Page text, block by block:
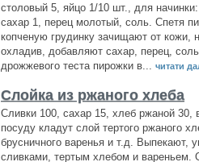
столовый 5, яйцо 1/10 шт., для
сахар 1, перец молотый, соль. Спетя
копченую грудинку зачищают от кожи,
охладив, добавляют сахар, перец,
дрожжевого теста пирожки в...
читати
Слойка из ржаного хлеба
Сливки 100, сахар 15, хлеб ржаной 30,
посуду кладут слой тертого ржаного
брусничного варенья и т.д. Выпекают,
сливками, тертым хлебом и